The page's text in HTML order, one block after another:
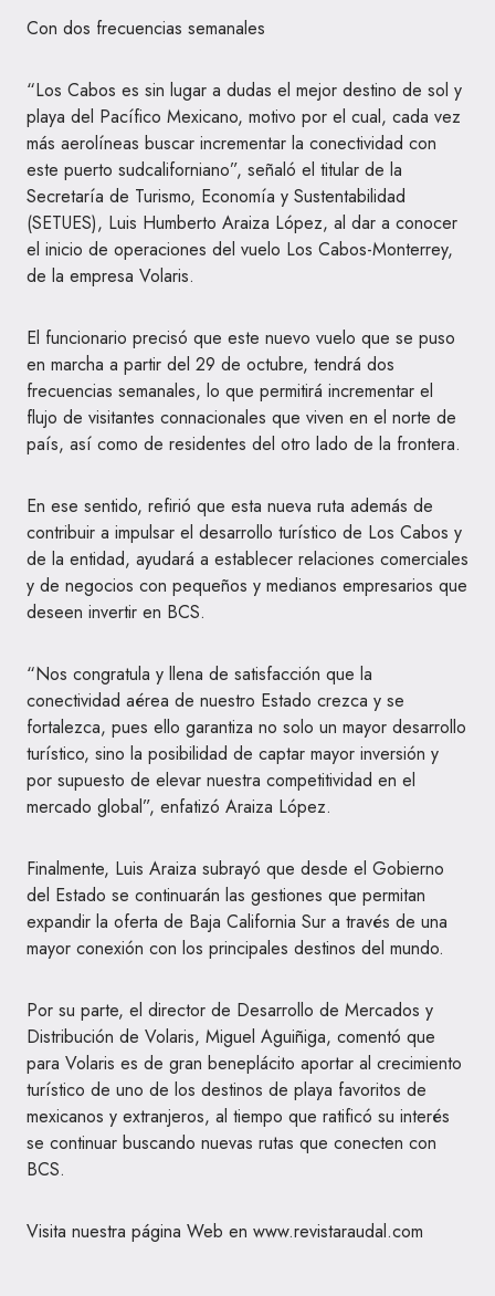
Con dos frecuencias semanales
“Los Cabos es sin lugar a dudas el mejor destino de sol y
playa del Pacífico Mexicano, motivo por el cual, cada vez
más aerolíneas buscar incrementar la conectividad con
este puerto sudcaliforniano”, señaló el titular de la
Secretaría de Turismo, Economía y Sustentabilidad
(SETUES), Luis Humberto Araiza López, al dar a conocer
el inicio de operaciones del vuelo Los Cabos-Monterrey,
de la empresa Volaris.
El funcionario precisó que este nuevo vuelo que se puso
en marcha a partir del 29 de octubre, tendrá dos
frecuencias semanales, lo que permitirá incrementar el
flujo de visitantes connacionales que viven en el norte de
país, así como de residentes del otro lado de la frontera.
En ese sentido, refirió que esta nueva ruta además de
contribuir a impulsar el desarrollo turístico de Los Cabos y
de la entidad, ayudará a establecer relaciones comerciales
y de negocios con pequeños y medianos empresarios que
deseen invertir en BCS.
“Nos congratula y llena de satisfacción que la
conectividad aérea de nuestro Estado crezca y se
fortalezca, pues ello garantiza no solo un mayor desarrollo
turístico, sino la posibilidad de captar mayor inversión y
por supuesto de elevar nuestra competitividad en el
mercado global”, enfatizó Araiza López.
Finalmente, Luis Araiza subrayó que desde el Gobierno
del Estado se continuarán las gestiones que permitan
expandir la oferta de Baja California Sur a través de una
mayor conexión con los principales destinos del mundo.
Por su parte, el director de Desarrollo de Mercados y
Distribución de Volaris, Miguel Aguiñiga, comentó que
para Volaris es de gran beneplácito aportar al crecimiento
turístico de uno de los destinos de playa favoritos de
mexicanos y extranjeros, al tiempo que ratificó su interés
se continuar buscando nuevas rutas que conecten con
BCS.
Visita nuestra página Web en www.revistaraudal.com